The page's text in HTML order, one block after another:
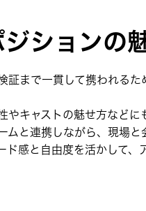
ジションの
証まで一貫して携われる
やキャストの魅せ方など
ムと連携しながら、現場
ド感と自由度を活かして、